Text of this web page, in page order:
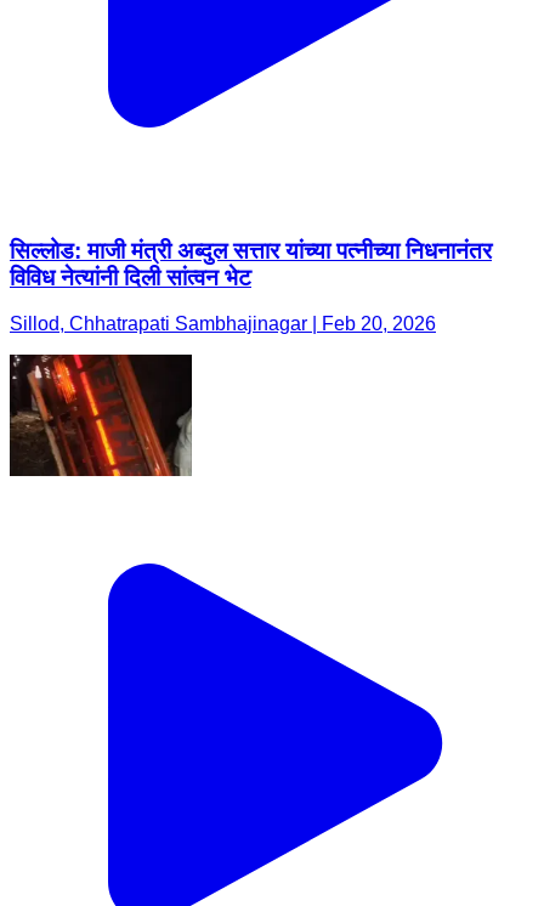
सिल्लोड: माजी मंत्री अब्दुल सत्तार यांच्या पत्नीच्या निधनानंतर
विविध नेत्यांनी दिली सांत्वन भेट
Sillod, Chhatrapati Sambhajinagar | Feb 20, 2026